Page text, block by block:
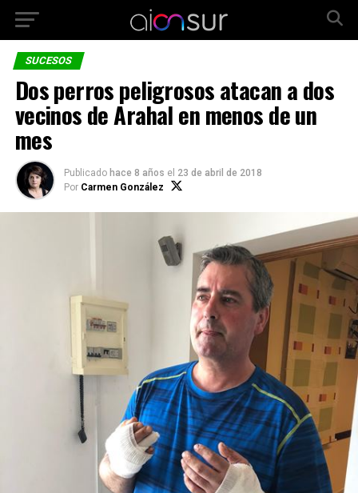
SUCESOS
Dos perros peligrosos atacan a dos
vecinos de Arahal en menos de un
mes
Publicado hace 8 años el 23 de abril de 2018
Por Carmen González